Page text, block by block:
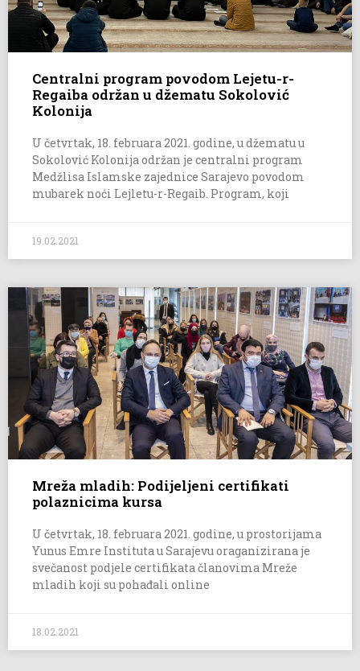
Centralni program povodom Lejetu-r-
Regaiba održan u džematu Sokolović
Kolonija
U četvrtak, 18. februara 2021. godine, u džematu u
Sokolović Kolonija održan je centralni program
Medžlisa Islamske zajednice Sarajevo povodom
mubarek noći Lejletu-r-Regaib. Program, koji
19.02.2021
Mreža mladih: Podijeljeni certifikati
polaznicima kursa
U četvrtak, 18. februara 2021. godine, u prostorijama
Yunus Emre Instituta u Sarajevu oraganizirana je
svečanost podjele certifikata članovima Mreže
mladih koji su pohađali online
18.02.2021